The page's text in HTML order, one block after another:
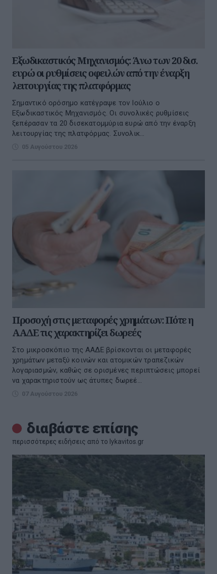
Εξωδικαστικός Μηχανισμός: Άνω των 20 δισ.
ευρώ οι ρυθμίσεις οφειλών από την έναρξη
λειτουργίας της πλατφόρμας
Σημαντικό ορόσημο κατέγραψε τον Ιούλιο ο
Εξωδικαστικός Μηχανισμός. Οι συνολικές ρυθμίσεις
ξεπέρασαν τα 20 δισεκατομμύρια ευρώ από την έναρξη
λειτουργίας της πλατφόρμας. Συνολικ...
05 Αυγούστου 2026
Προσοχή στις μεταφορές χρημάτων: Πότε η
ΑΑΔΕ τις χαρακτηρίζει δωρεές
Στο μικροσκόπιο της ΑΑΔΕ βρίσκονται οι μεταφορές
χρημάτων μεταξύ κοινών και ατομικών τραπεζικών
λογαριασμών, καθώς σε ορισμένες περιπτώσεις μπορεί
να χαρακτηριστούν ως άτυπες δωρεέ...
07 Αυγούστου 2026
διαβάστε επίσης
περισσότερες ειδήσεις από το lykavitos.gr